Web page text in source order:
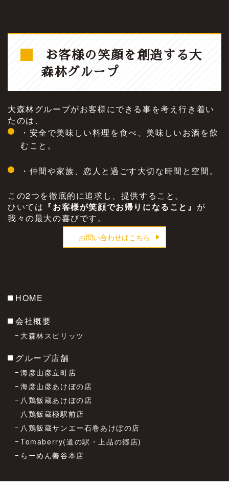
お客様の笑顔を創造する大
森林グループ
大森林グループがお客様にできる事を考え行き着い
たのは、
・安全で美味しい料理を食べ、美味しいお酒を飲
むこと。
・仲間や家族、恋人と過ごす大切な時間と空間。
この2つを徹底的に追求し、提供すること。
ひいては 『お客様が笑顔でお帰りになること』 が
我々の最大の喜びです。
お問い合わせはこちら
HOME
会社概要
大森林スピリッツ
グループ店舗
海彦山彦立町店
海彦山彦あけぼの店
八鶏飯蔵あけぼの店
八鶏飯蔵極駅前店
八鶏飯蔵サンエー石巻あけぼの店
Tomaberry(道の駅・上品の郷店)
らーめん善谷本店